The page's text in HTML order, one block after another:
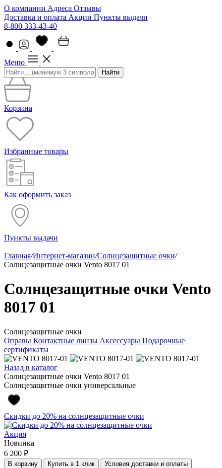
О компании Адреса Отзывы
Доставка и оплата Акции Пункты выдачи
8-800 333-43-40
Меню
Найти
Корзина
Избранные товары
Как оформить заказ
Пункты выдачи
Главная/Интернет-магазин/Солнцезащитные очки/
Солнцезащитные очки Vento 8017 01
Солнцезащитные очки Vento
8017 01
Солнцезащитные очки
Оправы Контактные линзы Аксессуары Подарочные
сертификаты
Назад в каталог
Солнцезащитные очки Vento 8017 01
Солнцезащитные очки универсальные
Скидки до 20% на солнцезащитные очки
Акция
Новинка
6 200 ₽
В корзину Купить в 1 клик Условия доставки и оплаты